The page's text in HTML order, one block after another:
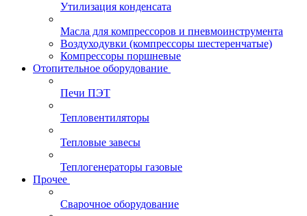
Утилизация конденсата
Масла для компрессоров и пневмоинструмента
Воздуходувки (компрессоры шестеренчатые)
Компрессоры поршневые
Отопительное оборудование
Печи ПЭТ
Тепловентиляторы
Тепловые завесы
Теплогенераторы газовые
Прочее
Сварочное оборудование